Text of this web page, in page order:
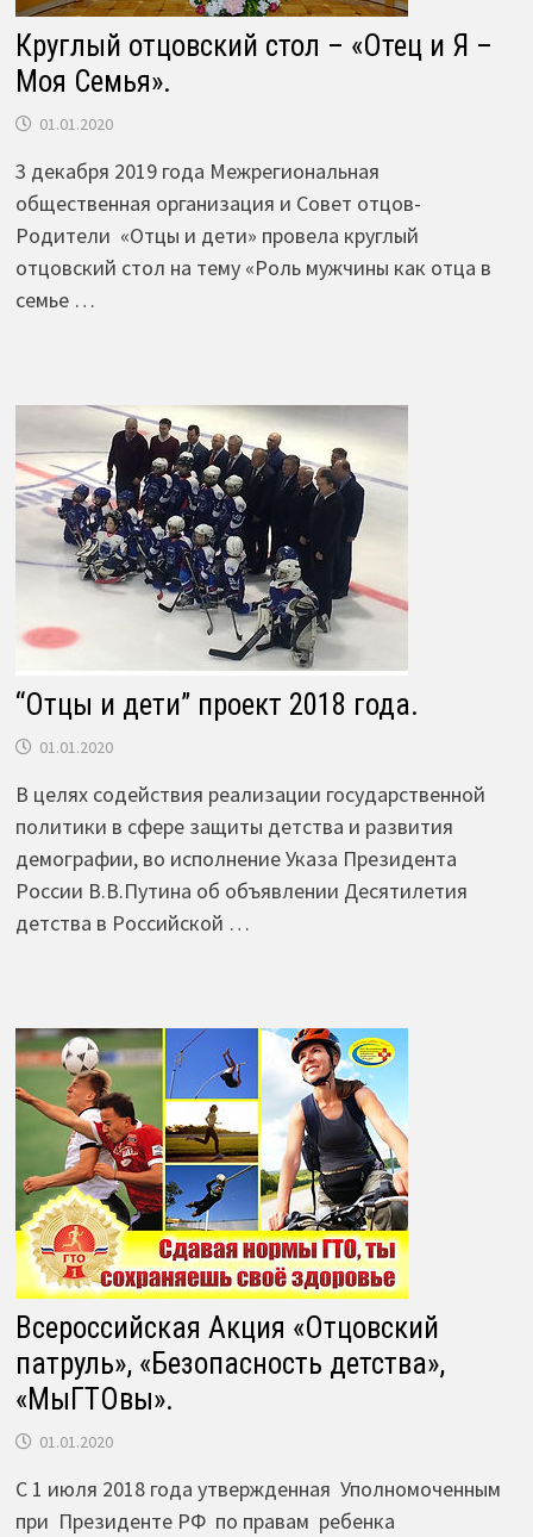
Круглый отцовский стол – «Отец и Я –
Моя Семья».
01.01.2020
3 декабря 2019 года Межрегиональная
общественная организация и Совет отцов-
Родители «Отцы и дети» провела круглый
отцовский стол на тему «Роль мужчины как отца в
семье …
“Отцы и дети” проект 2018 года.
01.01.2020
В целях содействия реализации государственной
политики в сфере защиты детства и развития
демографии, во исполнение Указа Президента
России В.В.Путина об объявлении Десятилетия
детства в Российской …
Всероссийская Акция «Отцовский
патруль», «Безопасность детства»,
«МыГТОвы».
01.01.2020
С 1 июля 2018 года утвержденная Уполномоченным
при Президенте РФ по правам ребенка